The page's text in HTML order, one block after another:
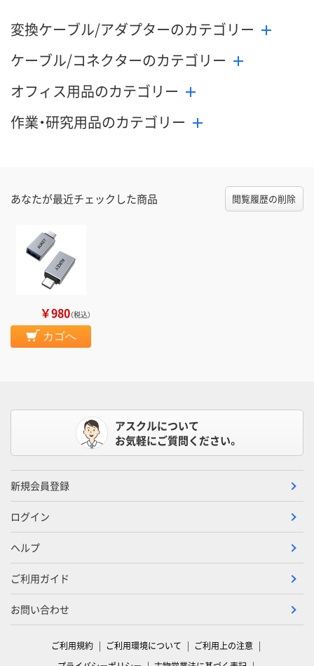
変換ケーブル/アダプターのカテゴリー
ケーブル/コネクターのカテゴリー
オフィス用品のカテゴリー
作業・研究用品のカテゴリー
あなたが最近チェックした商品 閲覧履歴の削除
￥980（税込）
カゴへ
アスクルについて
お気軽にご質問ください。
新規会員登録
ログイン
ヘルプ
ご利用ガイド
お問い合わせ
ご利用規約 ご利用環境について
ご利用上の注意